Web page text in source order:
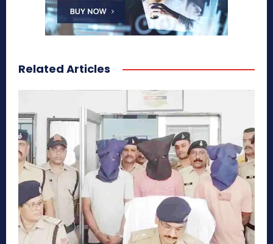
Related Articles